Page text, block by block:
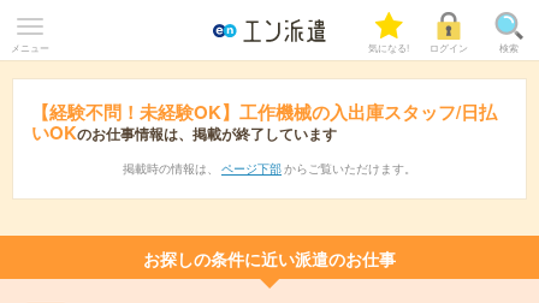
メニュー 気になる! ログイン 検索
【経験不問！未経験OK】工作機械の入出庫スタッフ/日払
いOKのお仕事情報は、掲載が終了しています
掲載時の情報は、 ページ下部 からご覧いただけます。
お探しの条件に近い派遣のお仕事